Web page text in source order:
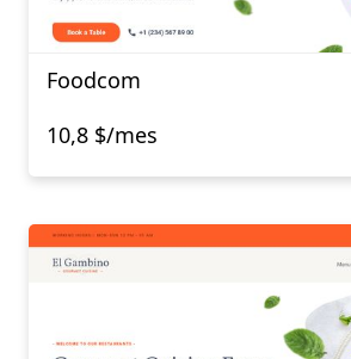
Foodcom
10,8 $/mes